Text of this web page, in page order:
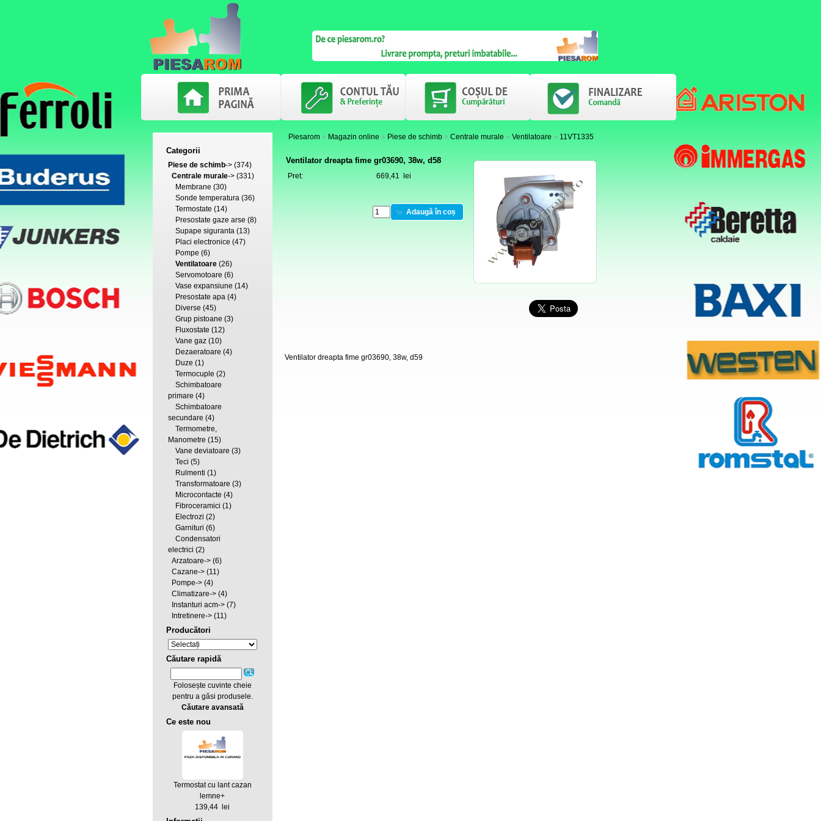
Categorii
Piese de schimb->(374)
Centrale murale->(331)
Membrane (30)
Sonde temperatura(36)
Termostate (14)
Presostate gaze arse (8)
Supape siguranta(13)
Placi electronice (47)
Pompe (6)
Ventilatoare(26)
Servomotoare (6)
Vase expansiune (14)
Presostate apa(4)
Diverse (45)
Grup pistoane (3)
Fluxostate (12)
Vane gaz(10)
Dezaeratoare (4)
Duze (1)
Termocuple (2)
Schimbatoare
primare (4)
Schimbatoare
secundare (4)
Termometre,
Manometre (15)
Vane deviatoare (3)
Teci (5)
Rulmenti (1)
Transformatoare (3)
Microcontacte (4)
Fibroceramici (1)
Electrozi (2)
Garnituri (6)
Condensatori
electrici (2)
Arzatoare->(6)
Cazane->(11)
Pompe->(4)
Climatizare->(4)
Instanturi acm->(7)
Intretinere->(11)
Producători
Căutare rapidă
Folosește cuvinte cheie
pentru a găsi produsele.
Căutare avansată
Ce este nou
Termostat cu lant cazan
lemne+
139,44 lei
Piesarom» Magazin online » Piese de schimb» Centrale murale » Ventilatoare » 11VT1335
Ventilator dreapta fime gr03690, 38w, d58
Pret: 669,41 lei
Adaugă în coș
Ventilator dreapta fime gr03690, 38w, d59